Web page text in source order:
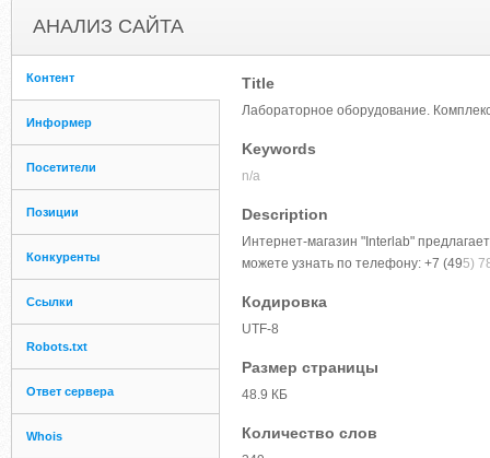
АНАЛИЗ САЙТА
Контент
Информер
Посетители
Позиции
Конкуренты
Ссылки
Robots.txt
Ответ сервера
Whois
Title
Лабораторное оборудование.
Keywords
n/a
Description
Интернет-магазин "Interlab"
можете узнать по телефону: +7 (495)
Кодировка
UTF-8
Размер страницы
48.9 КБ
Количество слов